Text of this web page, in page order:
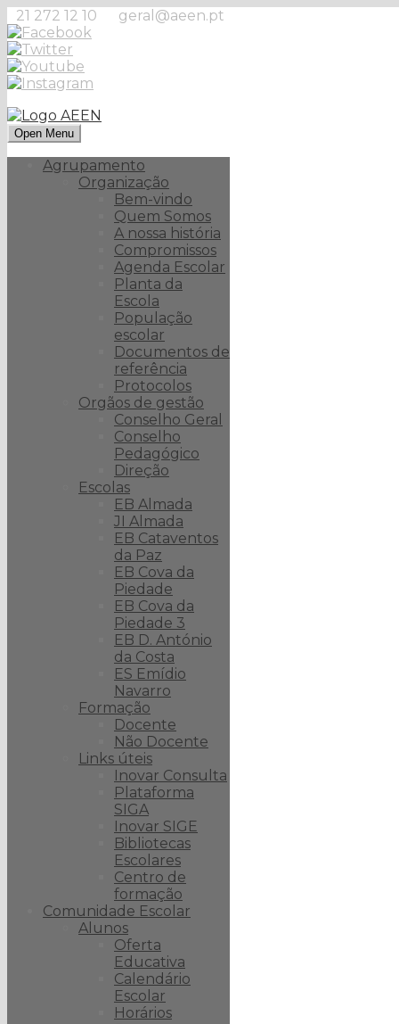
21 272 12 10 geral@aeen.pt
Open Menu
Agrupamento
Organização
Bem-vindo
Quem Somos
A nossa história
Compromissos
Agenda Escolar
Planta da
Escola
População
escolar
Documentos de
referência
Protocolos
Orgãos de gestão
Conselho Geral
Conselho
Pedagógico
Direção
Escolas
EB Almada
JI Almada
EB Cataventos
da Paz
EB Cova da
Piedade
EB Cova da
Piedade 3
EB D. António
da Costa
ES Emídio
Navarro
Formação
Docente
Não Docente
Links úteis
Inovar Consulta
Plataforma
SIGA
Inovar SIGE
Bibliotecas
Escolares
Centro de
formação
Comunidade Escolar
Alunos
Oferta
Educativa
Calendário
Escolar
Horários